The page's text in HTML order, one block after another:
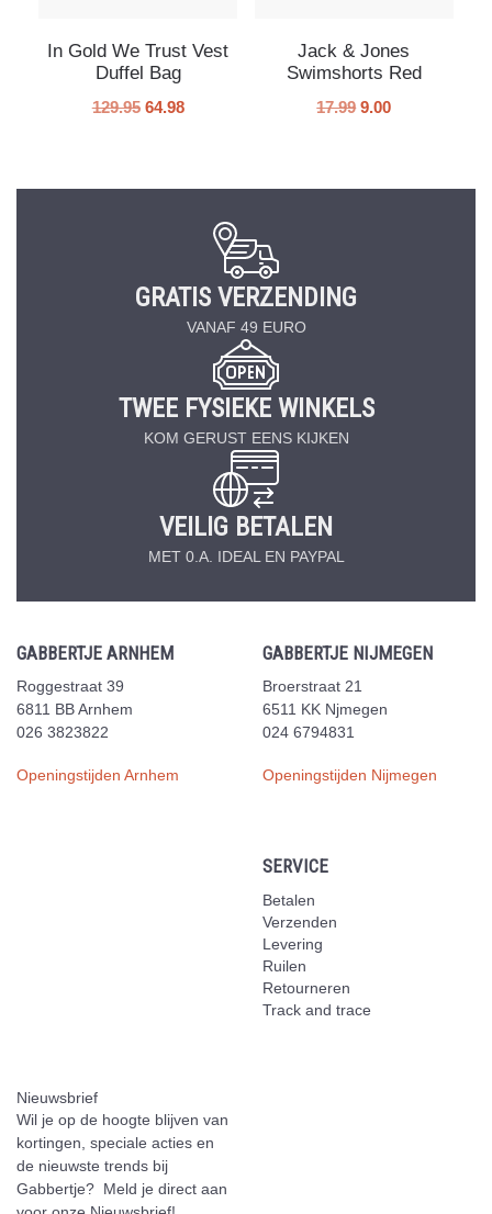
In Gold We Trust Vest
Duffel Bag
129.95 64.98
Jack & Jones
Swimshorts Red
17.99 9.00
GRATIS VERZENDING
VANAF 49 EURO
TWEE FYSIEKE WINKELS
KOM GERUST EENS KIJKEN
VEILIG BETALEN
MET 0.A. IDEAL EN PAYPAL
GABBERTJE ARNHEM
Roggestraat 39
6811 BB Arnhem
026 3823822
Openingstijden Arnhem
GABBERTJE NIJMEGEN
Broerstraat 21
6511 KK Njmegen
024 6794831
Openingstijden Nijmegen
SERVICE
Betalen
Verzenden
Levering
Ruilen
Retourneren
Track and trace
Nieuwsbrief
Wil je op de hoogte blijven van
kortingen, speciale acties en
de nieuwste trends bij
Gabbertje? Meld je direct aan